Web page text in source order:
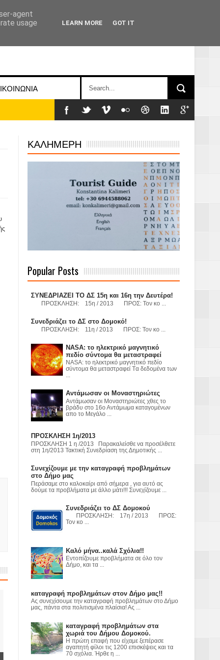
ΧΥΤΑ»
ΚΑΛΗΜΕΡΗ
Popular Posts
ΣΥΝΕΔΡΙΑΖΕΙ ΤΟ ΔΣ 15η και 16η την Δευτέρα!
ΠΡΟΣΚΛΗΣΗ: 15η / 2013 ΠΡΟΣ: Τον κο ...
Συνεδριάζει το ΔΣ στο Δομοκό!
ΠΡΟΣΚΛΗΣΗ: 11η / 2013 ΠΡΟΣ: Τον κο ...
NASA: το ηλεκτρικό μαγνητικό
πεδίο σύντομα θα μεταστραφεί
NASA: το ηλεκτρικό μαγνητικό πεδίο
σύντομα θα μεταστραφεί Tα δεδομένα των
Αντάμωσαν οι Μοναστηριώτες
Αντάμωσαν οι Μοναστηριώτες χθες το
βράδυ στο 16ο Αντάμωμα καταγομένων
απο το Μεγάλο ...
ΠΡΟΣΚΛΗΣΗ 1η/2013
ΠΡΟΣΚΛΗΣΗ 1 η /2013 Παρακαλείσθε να προσέλθετε
στη 1η/2013 Τακτική Συνεδρίαση της Δημοτικής ...
Συνεχίζουμε με την καταγραφή προβλημάτων
στο Δήμο μας
Περάσαμε στο καλοκαίρι από σήμερα , για αυτό ας
δούμε τα προβλήματα με άλλο μάτι!!! Συνεχίζουμε ...
Συνεδριάζει το ΔΣ Δομοκού
ΠΡΟΣΚΛΗΣΗ: 17η / 2013 ΠΡΟΣ:
Τον κο ...
Καλό μήνα..καλά Σχόλια!!
Εντοπίζουμε προβλήματα σε όλο τον
Δήμο, και τα ...
καταγραφή προβλημάτων στον Δήμο μας!!
Ας συνεχίσουμε την καταγραφή προβλημάτων στο Δήμο
μας, πάντα στα πολιτισμένα πλαίσια! Ας ...
καταγραφή προβλημάτων στα
χωριά του Δήμου Δομοκού.
Η πρώτη επαφή που είχαμε ξεπέρασε
αγαπητή φίλοι τις 1200 επισκέψεις και τα
70 σχόλια. Ήρθε η ...
agent
usage
LEARN MORE GOT IT